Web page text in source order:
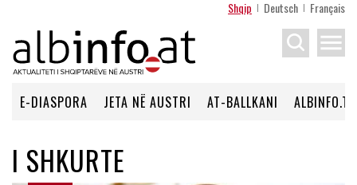
Shqip Deutsch Français
menu
E-DIASPORA JETA NË AUSTRI AT-BALLKANI ALBINFO.TV
I SHKURTE